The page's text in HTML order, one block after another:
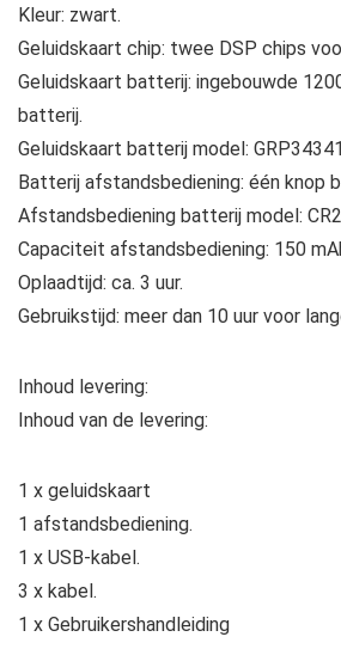
Kleur: zwart.
Geluidskaart chip: twee DSP chips
Geluidskaart batterij: ingebouwde
batterij.
Geluidskaart batterij model:
Batterij afstandsbediening: één knop
Afstandsbediening batterij model:
Capaciteit afstandsbediening: 150
Oplaadtijd: ca. 3 uur.
Gebruikstijd: meer dan 10 uur voor
Inhoud levering:
Inhoud van de levering:
1 x geluidskaart
1 afstandsbediening.
1 x USB-kabel.
3 x kabel.
1 x Gebruikershandleiding